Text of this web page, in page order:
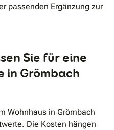
passenden Ergänzung zur
Sie für eine
in Grömbach
Wohnhaus in Grömbach
Die Kosten hängen